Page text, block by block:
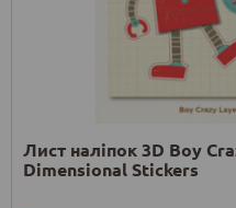
Лист наліпок 3D Boy
Dimensional Stickers